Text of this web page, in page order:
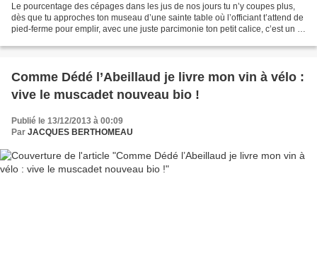
Le pourcentage des cépages dans les jus de nos jours tu n’y coupes plus,
dès que tu approches ton museau d’une sainte table où l’officiant t’attend de
pied-ferme pour emplir, avec une juste parcimonie ton petit calice, c’est un tir
Comme Dédé l’Abeillaud je livre mon vin à vélo :
vive le muscadet nouveau bio !
Publié le 13/12/2013 à 00:09
Par JACQUES BERTHOMEAU